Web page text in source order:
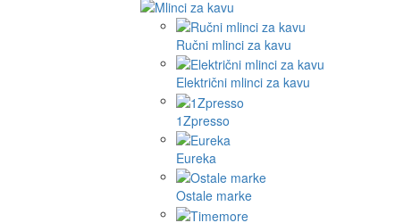
Ručni mlinci za kavu
Električni mlinci za kavu
1Zpresso
Eureka
Ostale marke